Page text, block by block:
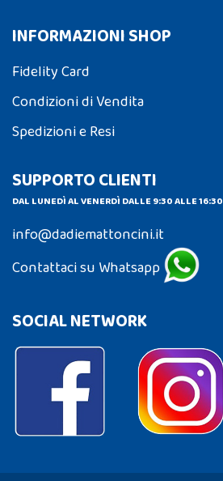
INFORMAZIONI SHOP
Fidelity Card
Condizioni di Vendita
Spedizioni e Resi
SUPPORTO CLIENTI
DAL LUNEDÌ AL VENERDÌ DALLE 9:30 ALLE 16:30
info@dadiemattoncini.it
Contattaci su Whatsapp
SOCIAL NETWORK